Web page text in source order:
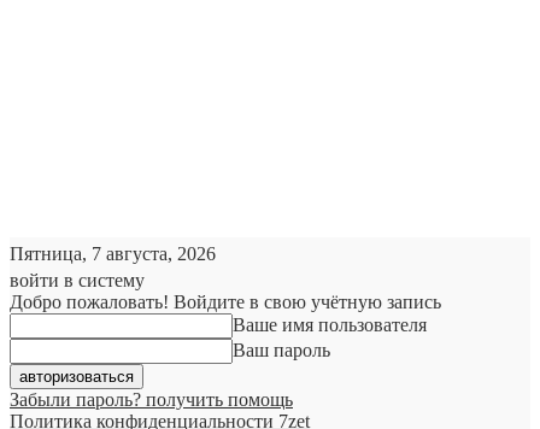
Пятница, 7 августа, 2026
войти в систему
Добро пожаловать! Войдите в свою учётную запись
Ваше имя пользователя
Ваш пароль
Забыли пароль? получить помощь
Политика конфиденциальности 7zet